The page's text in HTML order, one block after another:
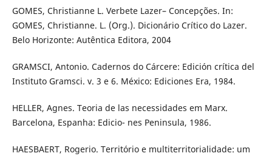
GOMES, Christianne L. Verbete Lazer– Concepções. In:
GOMES, Christianne. L. (Org.). Dicionário Crítico do Lazer.
Belo Horizonte: Autêntica Editora, 2004
GRAMSCI, Antonio. Cadernos do Cárcere: Edición crítica del
Instituto Gramsci. v. 3 e 6. México: Ediciones Era, 1984.
HELLER, Agnes. Teoria de las necessidades em Marx.
Barcelona, Espanha: Edicio- nes Peninsula, 1986.
HAESBAERT, Rogerio. Território e multiterritorialidade: um